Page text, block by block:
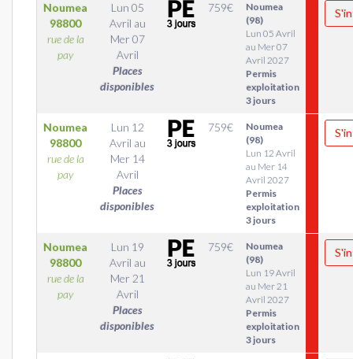
Noumea
98800
rue de la
pay
Lun 05
Avril au
Mer 07
Avril
Places
disponibles
759€
Noumea
(98)
Lun 05 Avril
au Mer 07
Avril 2027
Permis
exploitation
3 jours
Noumea
98800
rue de la
pay
Lun 12
Avril au
Mer 14
Avril
Places
disponibles
759€
Noumea
(98)
Lun 12 Avril
au Mer 14
Avril 2027
Permis
exploitation
3 jours
Noumea
98800
rue de la
pay
Lun 19
Avril au
Mer 21
Avril
Places
disponibles
759€
Noumea
(98)
Lun 19 Avril
au Mer 21
Avril 2027
Permis
exploitation
3 jours